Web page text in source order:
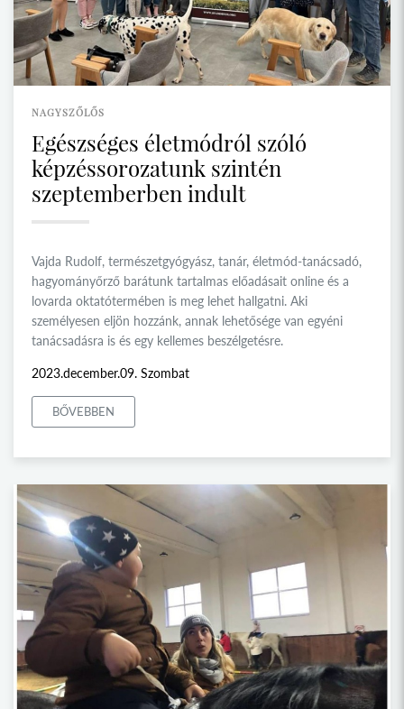
NAGYSZŐLŐS
Egészséges életmódról szóló
képzéssorozatunk szintén
szeptemberben indult
Vajda Rudolf, természetgyógyász, tanár, életmód-tanácsadó,
hagyományőrző barátunk tartalmas előadásait online és a
lovarda oktatótermében is meg lehet hallgatni. Aki
személyesen eljön hozzánk, annak lehetősége van egyéni
tanácsadásra is és egy kellemes beszélgetésre.
2023.december.09. Szombat
BŐVEBBEN